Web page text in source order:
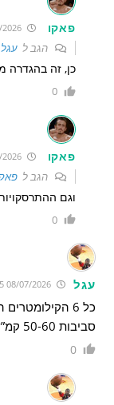
פאקו 08/07/2026 18:38:38
הגב לעגל
כן, זה בהגדרה
0
פאקו 08/07/2026 18:41:55
הגב ל
וגם
0
עגל
כל 6 הקילומטרים האחרונים החבר׳ה רוכבים ממש מהר . . .
סביבות 50-60 קמ”ש. מרשים מאוד
0